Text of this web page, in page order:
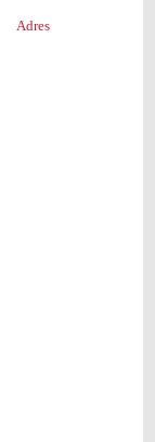
Adres